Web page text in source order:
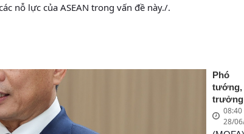
nỗ lực của ASEAN trong vấn đề này./.
Phó
trưởng
Ngoại
Bùi
08:40
28/